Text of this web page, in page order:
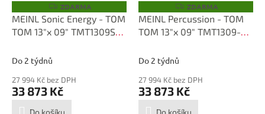
Z
D
A
R
ZDARMA
MEINL Sonic Energy - TOM
TOM 13"x 09" TMT1309S-
Do 2 týdnů
27 994 Kč bez DPH
33 873 Kč
Do košíku
Z
D
A
R
ZDARMA
MEINL Percussion - TOM
TOM 13"x 09" TMT1309-
Do 2 týdnů
27 994 Kč bez DPH
33 873 Kč
Do košíku